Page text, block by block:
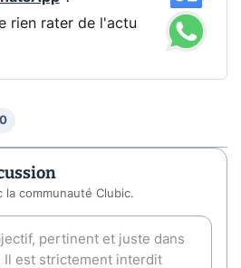
rien rater de l'actu
0
la communauté Clubic.